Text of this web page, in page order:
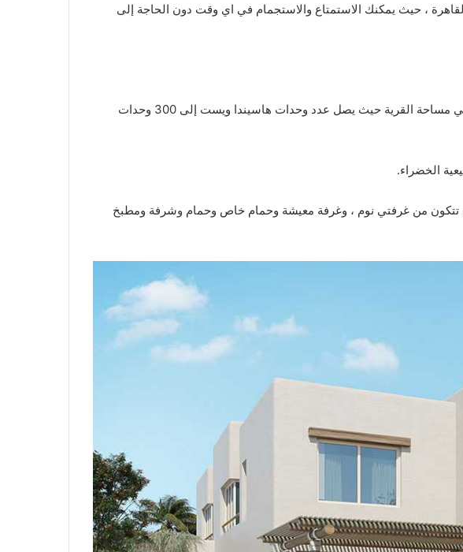
، حيث يمكنك الاستمتاع والاستجمام في اي وقت دون الحاجة إلى
تم تصميم هاسيندا ويست الساحل الشمالي على مساحة 116 فدان وتبلغ مساحة البناء 21٪ فقط من إجمالي مساحة القرية حيث يصل عدد وحدات هاسيندا ويست إلى 300 وحدات
الخضراء.
وتجدر الإشارة إلى أن الشاليهات تتكون من غرفتي نوم ، وغرفة معيشة وحمام خاص وحمام وشرفة ومطبخ